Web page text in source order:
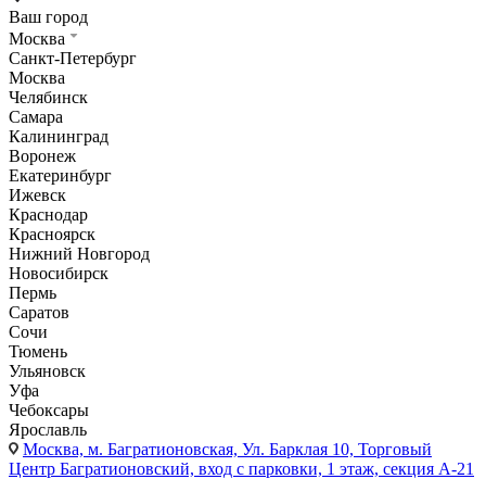
Ваш город
Москва
Санкт-Петербург
Москва
Челябинск
Самара
Калининград
Воронеж
Екатеринбург
Ижевск
Краснодар
Красноярск
Нижний Новгород
Новосибирск
Пермь
Саратов
Сочи
Тюмень
Ульяновск
Уфа
Чебоксары
Ярославль
Москва, м. Багратионовская, Ул. Барклая 10, Торговый
Центр Багратионовский, вход с парковки, 1 этаж, секция А-21